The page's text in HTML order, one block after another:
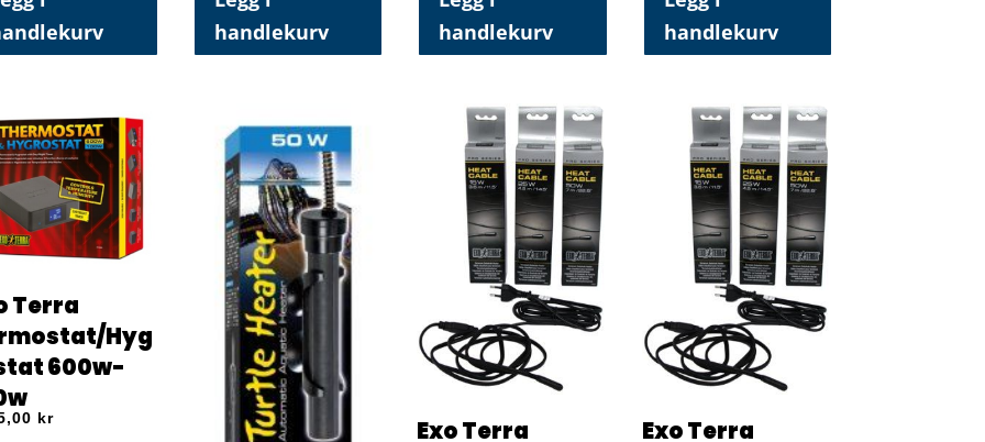
handlekurv
handlekurv
handlekurv
Terra
Hyg
600w-
kr
Exo Terra
Exo Terra